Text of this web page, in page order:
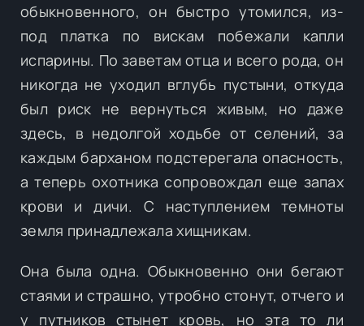
обыкновенного, он быстро утомился, из-
под платка по вискам побежали капли
испарины. По заветам отца и всего рода, он
никогда не уходил вглубь пустыни, откуда
был риск не вернуться живым, но даже
здесь, в недолгой ходьбе от селений, за
каждым барханом подстерегала опасность,
а теперь охотника сопровождал еще запах
крови и дичи. С наступлением темноты
земля принадлежала хищникам.
Она была одна. Обыкновенно они бегают
стаями и страшно, утробно стонут, отчего и
у путников стынет кровь, но эта то ли